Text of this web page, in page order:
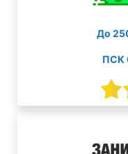
До
ПСК